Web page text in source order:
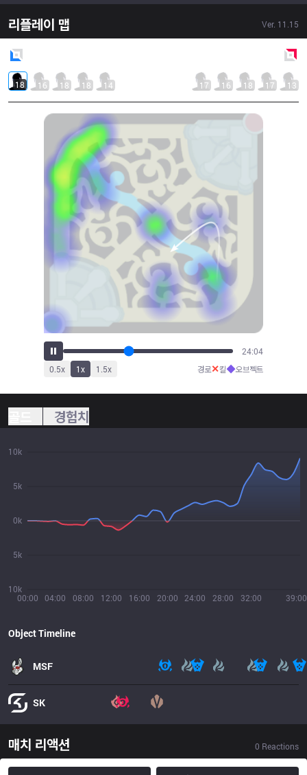
리플레이 맵 Ver. 11.15
18 16 18 18 14 17 16 18 17 13
26:39
0.5x 1x 1.5x 경로✕킬◆오브젝트
경험치
00:00 04:00 08:00 12:00 16:00 20:00 24:00 28:00 32:00 39:00
10k
5k
0k
5k
10k
Object Timeline
MSF
SK
매치 리액션 0 Reactions